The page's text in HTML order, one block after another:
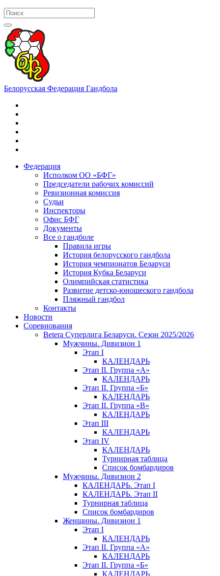
Белорусская Федерация Гандбола
Федерация
Исполком ОО «БФГ»
Председатели рабочих комиссий
Ревизионная комиссия
Судьи
Инспекторы
Офис БФГ
Документы
Все о гандболе
Правила игры
История белорусского гандбола
История чемпионатов Беларуси
История Кубка Беларуси
Олимпийская статистика
Развитие детско-юношеского гандбола
Пляжный гандбол
Контакты
Новости
Соревнования
Betera Суперлига Беларуси. Сезон 2025/2026
Мужчины. Дивизион 1
Этап I
КАЛЕНДАРЬ
Этап II. Группа «А»
КАЛЕНДАРЬ
Этап II. Группа «Б»
КАЛЕНДАРЬ
Этап II. Группа «В»
КАЛЕНДАРЬ
Этап III
КАЛЕНДАРЬ
Этап IV
КАЛЕНДАРЬ
Турнирная таблица
Список бомбардиров
Мужчины. Дивизион 2
КАЛЕНДАРЬ. Этап I
КАЛЕНДАРЬ. Этап II
Турнирная таблица
Список бомбардиров
Женщины. Дивизион 1
Этап I
КАЛЕНДАРЬ
Этап II. Группа «А»
КАЛЕНДАРЬ
Этап II. Группа «Б»
КАЛЕНДАРЬ